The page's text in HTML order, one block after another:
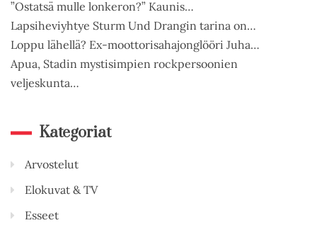
”Ostatsä mulle lonkeron?” Kaunis…
Lapsiheviyhtye Sturm Und Drangin tarina on…
Loppu lähellä? Ex-moottorisahajonglööri Juha…
Apua, Stadin mystisimpien rockpersoonien
veljeskunta…
Kategoriat
Arvostelut
Elokuvat & TV
Esseet